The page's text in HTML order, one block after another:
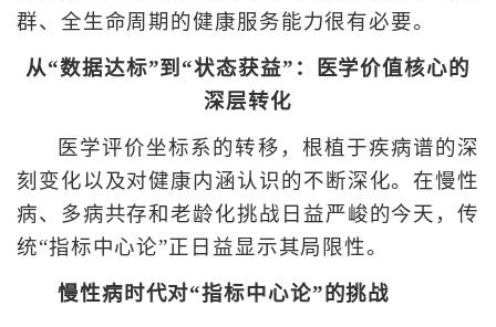
群、全生命周期的健康服务能力很有必要。
从“数据达标”到“状态获益”：医学价值核心的
深层转化
医学评价坐标系的转移，根植于疾病谱的深
刻变化以及对健康内涵认识的不断深化。在慢性
病、多病共存和老龄化挑战日益严峻的今天，传
统“指标中心论”正日益显示其局限性。
慢性病时代对“指标中心论”的挑战